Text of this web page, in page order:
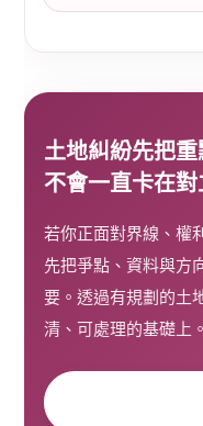
土地糾紛先把
不會一直卡在對
若你正面對界線、權
先把爭點、資料與方
要。透過有規劃的土
清、可處理的基礎上。